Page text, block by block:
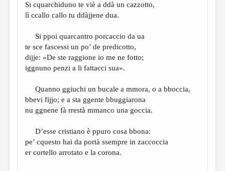
МАЛАЯ ПРОЗА
ЛИТЕРАТУРОВЕДЕНИЕ
КУЛЬТУРОВЕДЕНИЕ
РЕЦЕНЗИРОВАНИЕ
ЦИКЛЫ ПУБЛИКАЦИЙ
ТРЕДИАКОВСКИЙ
МЕДИА
Si cquarchiduno te viè a ddà un cazzotto,
lì ccallo callo tu ddàjjene dua.
Si ppoi quarcantro porcaccio da ua
te sce fascessi un po’ de predicotto,
dijje: «De ste raggione io me ne fotto;
iggnuno penzi a li fattacci sua».
Quanno ggiuchi un bucale a mmora, o a bboccia,
bbevi fijjo; e a sta ggente bbuggiarona
nu ggnene fà rrestà mmanco una goccia.
D’esse cristiano è ppuro cosa bbona:
pe’ cquesto hai da portà ssempre in zaccoccia
er cortello arrotato e la corona.